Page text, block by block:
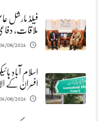
فیلڈ مارشل
ملاقات،
06/08/2026
افسران کے
06/08/2026